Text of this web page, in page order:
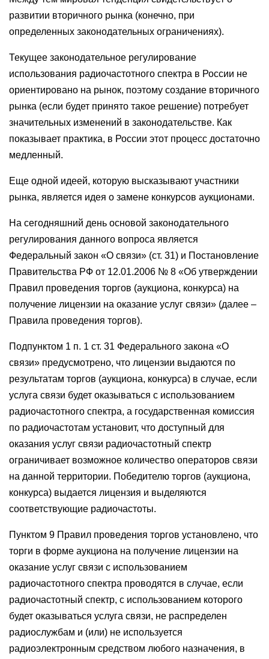
развитии вторичного рынка (конечно, при
определенных законодательных ограничениях).
Текущее законодательное регулирование
использования радиочастотного спектра в России не
ориентировано на рынок, поэтому создание вторичного
рынка (если будет принято такое решение) потребует
значительных изменений в законодательстве. Как
показывает практика, в России этот процесс достаточно
медленный.
Еще одной идеей, которую высказывают участники
рынка, является идея о замене конкурсов аукционами.
На сегодняшний день основой законодательного
регулирования данного вопроса является
Федеральный закон «О связи» (ст. 31) и Постановление
Правительства РФ от 12.01.2006 № 8 «Об утверждении
Правил проведения торгов (аукциона, конкурса) на
получение лицензии на оказание услуг связи» (далее –
Правила проведения торгов).
Подпунктом 1 п. 1 ст. 31 Федерального закона «О
связи» предусмотрено, что лицензии выдаются по
результатам торгов (аукциона, конкурса) в случае, если
услуга связи будет оказываться с использованием
радиочастотного спектра, а государственная комиссия
по радиочастотам установит, что доступный для
оказания услуг связи радиочастотный спектр
ограничивает возможное количество операторов связи
на данной территории. Победителю торгов (аукциона,
конкурса) выдается лицензия и выделяются
соответствующие радиочастоты.
Пунктом 9 Правил проведения торгов установлено, что
торги в форме аукциона на получение лицензии на
оказание услуг связи с использованием
радиочастотного спектра проводятся в случае, если
радиочастотный спектр, с использованием которого
будет оказываться услуга связи, не распределен
радиослужбам и (или) не используется
радиоэлектронным средством любого назначения, в